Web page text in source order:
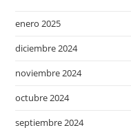
enero 2025
diciembre 2024
noviembre 2024
octubre 2024
septiembre 2024